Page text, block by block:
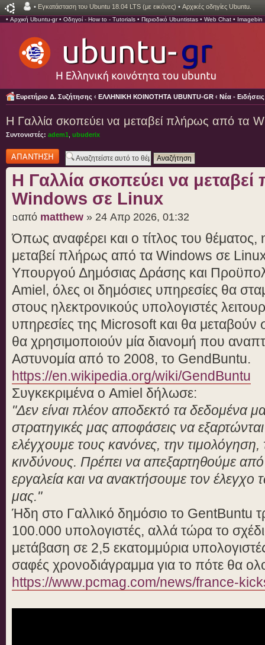
• Εγκατάσταση του Ubuntu 18.04 LTS (με εικόνες) • Αρχικές οδηγίες Ubuntu.
• Αρχική Ubuntu-gr• Οδηγοί - How to - Tutorials • Περιοδικό Ubuntistas • Web Chat • Imagebin
Ευρετήριο Δ. Συζήτησης ‹ ΕΛΛΗΝΙΚΗ ΚΟΙΝΟΤΗΤΑ UBUNTU-GR ‹ Νέα -
H Γαλλία σκοπεύει να μεταβεί πλήρως από τα
Συντονιστές: adem1 ubuderix
Δημιουργία
απάντησης
H Γαλλία σκοπεύει να
Windows σε Linux
από matthew » 24 Απρ 2026, 01:32
Όπως αναφέρει και ο τίτλος του
μεταβεί πλήρως από τα Windows σε
Υπουργού Δημόσιας Δράσης και
Amiel, όλες οι δημόσιες υπηρεσίες θα
στους ηλεκτρονικούς υπολογιστές
υπηρεσίες της Microsoft και θα μεταβούν
θα χρησιμοποιούν μία διανομή που
Αστυνομία από το 2008, το GendBuntu.
https://en.wikipedia.org/wiki/GendBuntu
Συγκεκριμένα ο Amiel δήλωσε:
"Δεν είναι πλέον αποδεκτό τα δεδομένα
στρατηγικές μας αποφάσεις να
ελέγχουμε τους κανόνες, την τιμολόγηση,
κινδύνους. Πρέπει να απεξαρτηθούμε
εργαλεία και να ανακτήσουμε τον
μας."
Ήδη στο Γαλλικό δημόσιο το GentBuntu
100.000 υπολογιστές, αλλά τώρα το
μετάβαση σε 2,5 εκατομμύρια
σαφές χρονοδιάγραμμα για το πότε θα
https://www.pcmag.com/news/france-